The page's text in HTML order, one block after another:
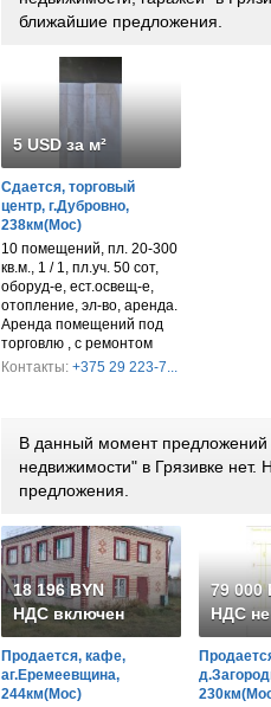
ближайшие предложения.
5 USD за м²
Сдается, торговый
центр, г.Дубровно,
238км(Мос)
10 помещений, пл. 20-300
кв.м., 1 / 1, пл.уч. 50 сот,
оборуд-е, ест.освещ-е,
отопление, эл-во, аренда.
Аренда помещений под
торговлю , с ремонтом
Контакты: +375 29 223-7...
В данный момент
недвижимости" в Грязивке
предложения.
18 196 BYN
НДС включен
Продается, кафе,
аг.Еремеевщина,
244км(Мос)
79 000
НДС